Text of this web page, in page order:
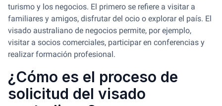
turismo y los negocios. El primero se refiere a visitar a
familiares y amigos, disfrutar del ocio o explorar el país. El
visado australiano de negocios permite, por ejemplo,
visitar a socios comerciales, participar en conferencias y
realizar formación profesional.
¿Cómo es el proceso de
solicitud del visado